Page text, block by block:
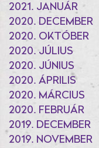
2021. JANUÁR
2020. DECEMBER
2020. OKTÓBER
2020. JÚLIUS
2020. JÚNIUS
2020. ÁPRILIS
2020. MÁRCIUS
2020. FEBRUÁR
2019. DECEMBER
2019. NOVEMBER